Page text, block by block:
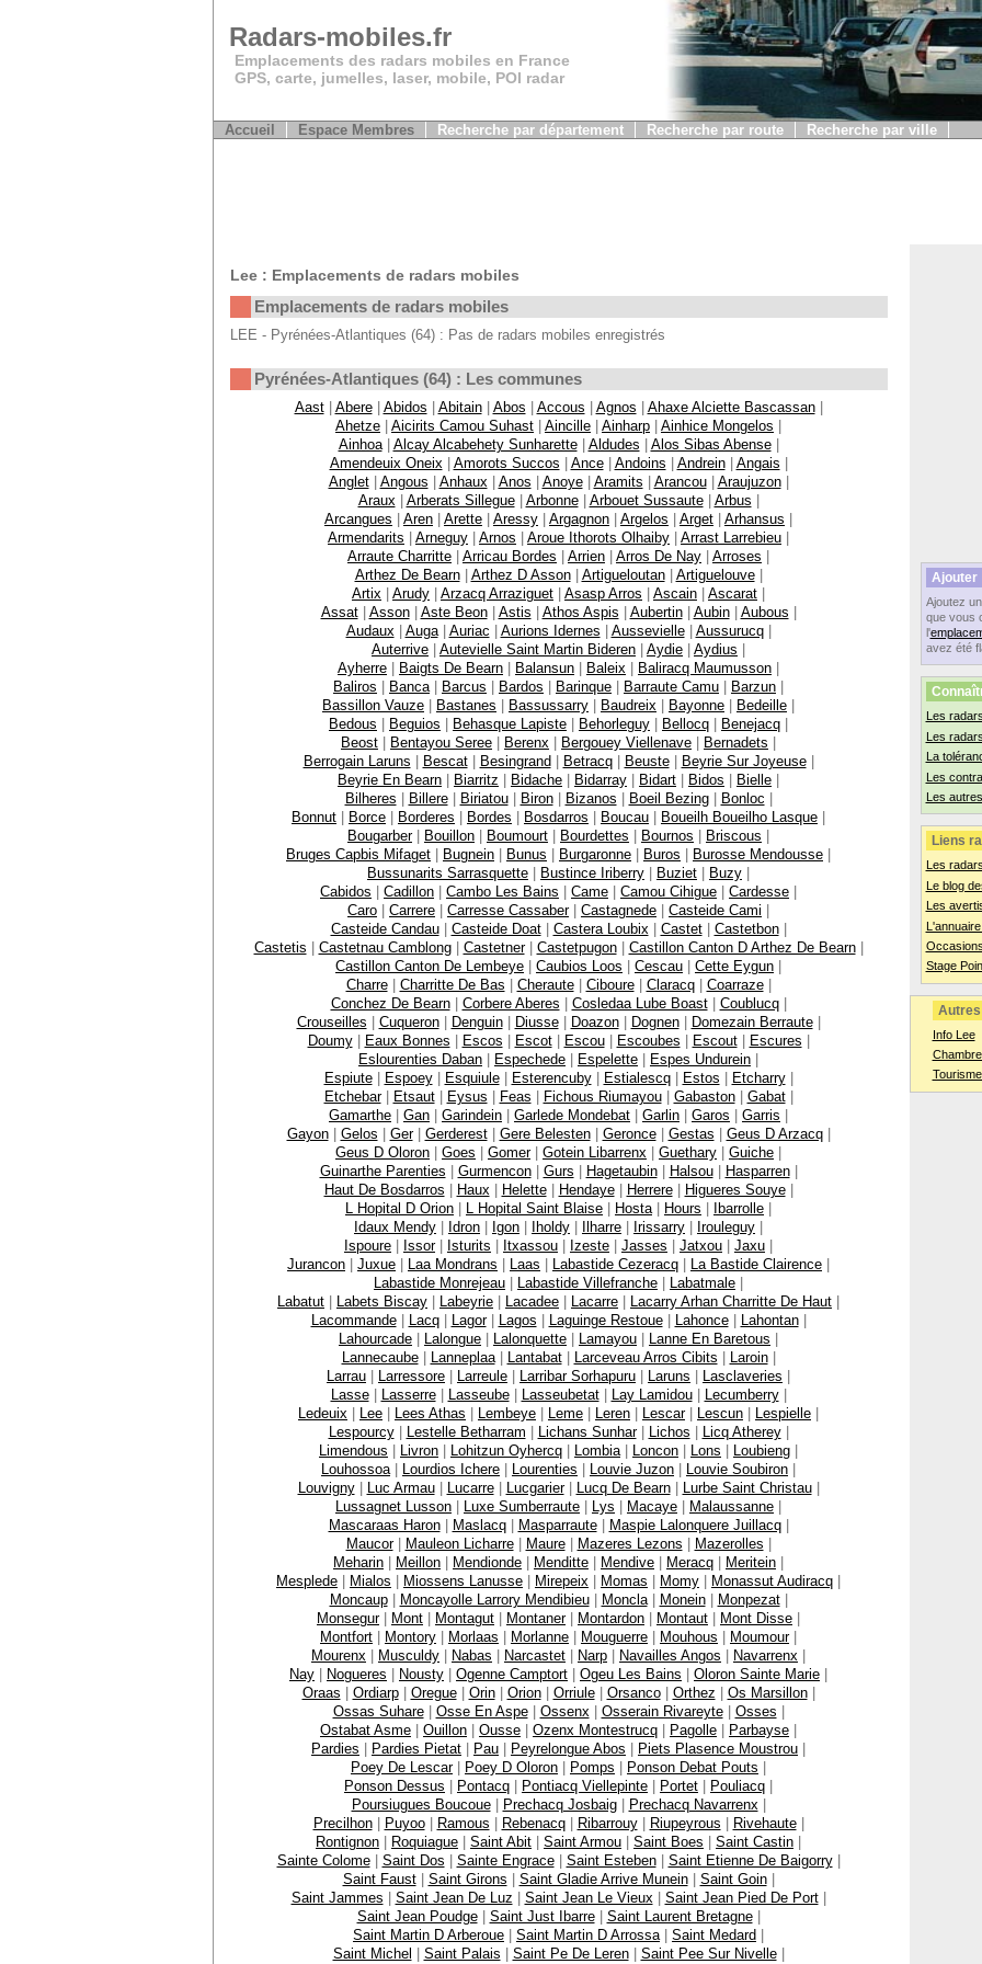
Radars-mobiles.fr
Emplacements des radars mobiles en France
GPS, carte, jumelles, laser, mobile, POI radar
Accueil Espace Membres Recherche par département Recherche par route Recherche par ville
Ajouter
Ajoutez un
que vous
l'
avez été
Les
Les
La
Les
Les
Liens
Les
Le blog
Les
Stage
Info Lee
Lee : Emplacements de radars mobiles
Emplacements de radars mobiles
LEE - Pyrénées-Atlantiques (64) : Pas de radars mobiles enregistrés
Pyrénées-Atlantiques (64) : Les communes
Aast| Abere| Abidos | Abitain| Abos | Accous | Agnos | Ahaxe Alciette Bascassan|
Ahetze | Aicirits Camou Suhast | Aincille | Ainharp | Ainhice Mongelos |
Ainhoa| Alcay Alcabehety Sunharette| Aldudes | Alos Sibas Abense|
Amendeuix Oneix | Amorots Succos | Ance| Andoins | Andrein| Angais |
Anglet| Angous | Anhaux | Anos | Anoye| Aramits | Arancou| Araujuzon|
Araux | Arberats Sillegue| Arbonne| Arbouet Sussaute| Arbus |
Arcangues | Aren | Arette | Aressy | Argagnon | Argelos | Arget | Arhansus |
Armendarits | Arneguy | Arnos | Aroue Ithorots Olhaiby | Arrast Larrebieu |
Arraute Charritte | Arricau Bordes | Arrien | Arros De Nay | Arroses |
Arthez De Bearn| Arthez D Asson| Artigueloutan| Artiguelouve|
Artix | Arudy | Arzacq Arraziguet | Asasp Arros | Ascain | Ascarat |
Assat| Asson| Aste Beon| Astis | Athos Aspis | Aubertin| Aubin| Aubous |
Audaux | Auga| Auriac | Aurions Idernes | Aussevielle| Aussurucq|
Auterrive | Autevielle Saint Martin Bideren | Aydie | Aydius |
Ayherre | Baigts De Bearn | Balansun | Baleix | Baliracq Maumusson |
Baliros | Banca | Barcus | Bardos | Barinque | Barraute Camu | Barzun |
Bassillon Vauze | Bastanes | Bassussarry | Baudreix | Bayonne | Bedeille |
Bedous | Beguios | Behasque Lapiste | Behorleguy | Bellocq | Benejacq |
Beost | Bentayou Seree | Berenx | Bergouey Viellenave | Bernadets |
Berrogain Laruns | Bescat| Besingrand| Betracq| Beuste| Beyrie Sur Joyeuse|
Beyrie En Bearn | Biarritz | Bidache | Bidarray | Bidart | Bidos | Bielle |
Bilheres | Billere| Biriatou| Biron| Bizanos | Boeil Bezing| Bonloc |
Bonnut | Borce | Borderes | Bordes | Bosdarros | Boucau | Boueilh Boueilho Lasque |
Bougarber| Bouillon | Boumourt | Bourdettes | Bournos | Briscous |
Bruges Capbis Mifaget | Bugnein | Bunus | Burgaronne | Buros | Burosse Mendousse |
Bussunarits Sarrasquette | Bustince Iriberry | Buziet | Buzy |
Cabidos | Cadillon | Cambo Les Bains | Came | Camou Cihigue | Cardesse |
Caro | Carrere | Carresse Cassaber| Castagnede | Casteide Cami |
Casteide Candau| Casteide Doat| Castera Loubix | Castet| Castetbon|
Castetis | Castetnau Camblong| Castetner| Castetpugon| Castillon Canton D Arthez De Bearn|
Castillon Canton De Lembeye | Caubios Loos | Cescau | Cette Eygun |
Charre| Charritte De Bas | Cheraute| Ciboure| Claracq| Coarraze|
Conchez De Bearn| Corbere Aberes | Cosledaa Lube Boast| Coublucq|
Crouseilles | Cuqueron| Denguin| Diusse| Doazon| Dognen| Domezain Berraute|
Doumy| Eaux Bonnes | Escos | Escot| Escou| Escoubes | Escout| Escures |
Eslourenties Daban | Espechede | Espelette | Espes Undurein |
Espiute| Espoey| Esquiule| Esterencuby| Estialescq| Estos | Etcharry|
Etchebar| Etsaut| Eysus | Feas | Fichous Riumayou| Gabaston| Gabat|
Gamarthe | Gan | Garindein | Garlede Mondebat | Garlin | Garos | Garris |
Gayon| Gelos | Ger| Gerderest| Gere Belesten| Geronce| Gestas | Geus D Arzacq|
Geus D Oloron | Goes | Gomer| Gotein Libarrenx | Guethary | Guiche |
Guinarthe Parenties | Gurmencon| Gurs | Hagetaubin| Halsou| Hasparren|
Haut De Bosdarros | Haux | Helette| Hendaye| Herrere| Higueres Souye|
L Hopital D Orion | L Hopital Saint Blaise | Hosta | Hours | Ibarrolle |
Idaux Mendy | Idron | Igon | Iholdy | Ilharre | Irissarry | Irouleguy |
Ispoure | Issor| Isturits | Itxassou | Izeste | Jasses | Jatxou | Jaxu |
Jurancon | Juxue | Laa Mondrans | Laas | Labastide Cezeracq | La Bastide Clairence |
Labastide Monrejeau | Labastide Villefranche | Labatmale |
Labatut | Labets Biscay | Labeyrie | Lacadee | Lacarre | Lacarry Arhan Charritte De Haut |
Lacommande| Lacq| Lagor| Lagos | Laguinge Restoue| Lahonce| Lahontan|
Lahourcade | Lalongue | Lalonquette | Lamayou | Lanne En Baretous |
Lannecaube| Lanneplaa| Lantabat| Larceveau Arros Cibits | Laroin|
Larrau | Larressore | Larreule | Larribar Sorhapuru | Laruns | Lasclaveries |
Lasse| Lasserre| Lasseube| Lasseubetat| Lay Lamidou| Lecumberry|
Ledeuix | Lee | Lees Athas | Lembeye | Leme | Leren | Lescar| Lescun | Lespielle |
Lespourcy| Lestelle Betharram | Lichans Sunhar| Lichos | Licq Atherey|
Limendous | Livron | Lohitzun Oyhercq | Lombia | Loncon | Lons | Loubieng |
Louhossoa | Lourdios Ichere | Lourenties | Louvie Juzon | Louvie Soubiron |
Louvigny| Luc Armau| Lucarre| Lucgarier| Lucq De Bearn| Lurbe Saint Christau|
Lussagnet Lusson | Luxe Sumberraute | Lys | Macaye | Malaussanne |
Mascaraas Haron| Maslacq| Masparraute| Maspie Lalonquere Juillacq|
Maucor| Mauleon Licharre| Maure| Mazeres Lezons | Mazerolles |
Meharin | Meillon | Mendionde | Menditte | Mendive | Meracq | Meritein |
Mesplede | Mialos | Miossens Lanusse | Mirepeix | Momas | Momy | Monassut Audiracq |
Moncaup| Moncayolle Larrory Mendibieu| Moncla| Monein| Monpezat|
Monsegur| Mont | Montagut | Montaner| Montardon | Montaut | Mont Disse |
Montfort | Montory | Morlaas | Morlanne | Mouguerre | Mouhous | Moumour|
Mourenx | Musculdy | Nabas | Narcastet | Narp | Navailles Angos | Navarrenx |
Nay | Nogueres | Nousty | Ogenne Camptort | Ogeu Les Bains | Oloron Sainte Marie |
Oraas | Ordiarp| Oregue| Orin| Orion| Orriule| Orsanco| Orthez | Os Marsillon|
Ossas Suhare| Osse En Aspe| Ossenx | Osserain Rivareyte| Osses |
Ostabat Asme | Ouillon | Ousse | Ozenx Montestrucq | Pagolle | Parbayse |
Pardies | Pardies Pietat | Pau | Peyrelongue Abos | Piets Plasence Moustrou |
Poey De Lescar| Poey D Oloron | Pomps | Ponson Debat Pouts |
Ponson Dessus | Pontacq | Pontiacq Viellepinte | Portet | Pouliacq |
Poursiugues Boucoue| Prechacq Josbaig| Prechacq Navarrenx |
Precilhon| Puyoo| Ramous | Rebenacq| Ribarrouy| Riupeyrous | Rivehaute|
Rontignon | Roquiague | Saint Abit | Saint Armou | Saint Boes | Saint Castin |
Sainte Colome| Saint Dos | Sainte Engrace| Saint Esteben| Saint Etienne De Baigorry|
Saint Faust| Saint Girons | Saint Gladie Arrive Munein| Saint Goin|
Saint Jammes | Saint Jean De Luz | Saint Jean Le Vieux | Saint Jean Pied De Port|
Saint Jean Poudge| Saint Just Ibarre| Saint Laurent Bretagne|
Saint Martin D Arberoue | Saint Martin D Arrossa | Saint Medard |
Saint Michel | Saint Palais | Saint Pe De Leren| Saint Pee Sur Nivelle|